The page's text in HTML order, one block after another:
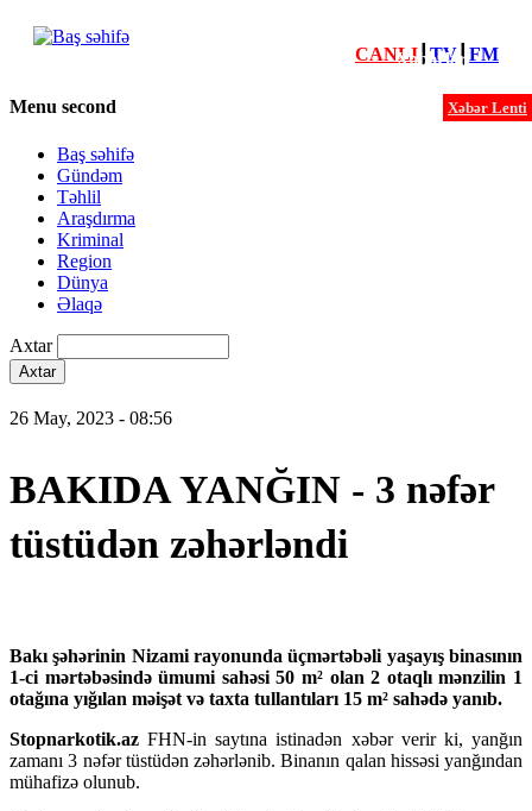
Xəbərlər
Xəbər Lenti
CANLI┃ TV┃ FM
Menu second
Baş səhifə
Gündəm
Təhlil
Araşdırma
Kriminal
Region
Dünya
Əlaqə
Axtar
26 May, 2023 - 08:56
BAKIDA YANĞIN - 3 nəfər
tüstüdən zəhərləndi
Bakı şəhərinin Nizami rayonunda üçmərtəbəli yaşayış binasının
1-ci mərtəbəsində ümumi sahəsi 50 m² olan 2 otaqlı mənzilin 1
otağına yığılan məişət və taxta tullantıları 15 m² sahədə yanıb.
Stopnarkotik.azFHN-in saytına istinadən xəbər verir ki, yanğın
zamanı 3 nəfər tüstüdən zəhərlənib. Binanın qalan hissəsi yanğından
mühafizə olunub.